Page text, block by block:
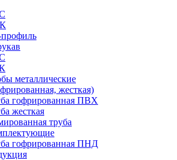
металлические
жесткая)
гофрированная ПВХ
жесткая
труба
гофрированная ПНД